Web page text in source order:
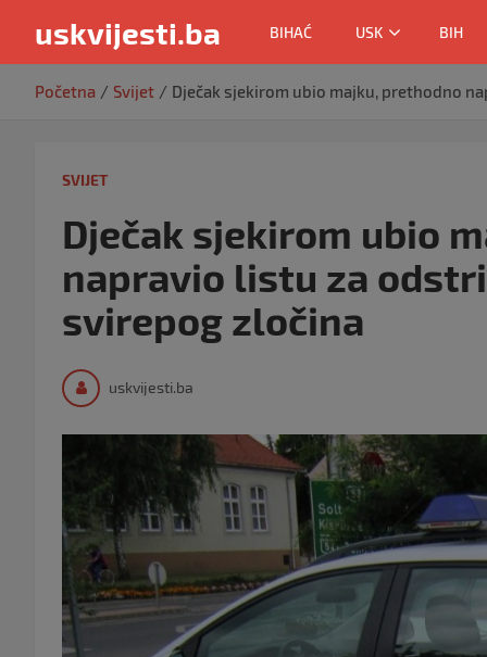
uskvijesti.ba BIHAĆ USK BIH
Početna Svijet Dječak sjekirom ubio majku, prethodno
SVIJET
Dječak sjekirom ubio
napravio listu za
svirepog zločina
uskvijesti.ba